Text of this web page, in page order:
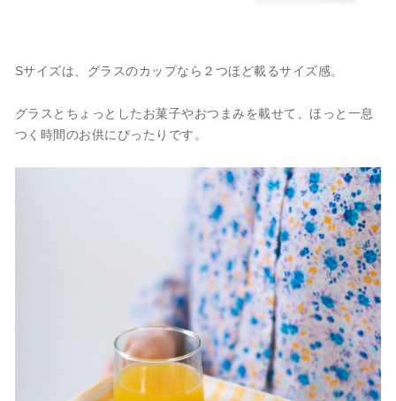
Sサイズは、グラスのカップなら２つほど載るサイズ感。
グラスとちょっとしたお菓子やおつまみを載せて、ほっと一息
つく時間のお供にぴったりです。